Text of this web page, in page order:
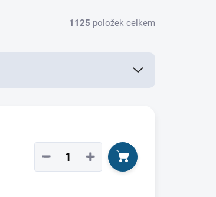
1125 položek celkem
+
−